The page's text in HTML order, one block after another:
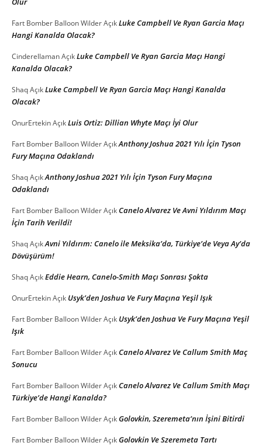
Fart Bomber Balloon WilderAçıkLuke Campbell Ve Ryan Garcia Maçı
Hangi Kanalda Olacak?
CinderellamanAçıkLuke Campbell Ve Ryan Garcia Maçı Hangi
Kanalda Olacak?
ShaqAçıkLuke Campbell Ve Ryan Garcia Maçı Hangi Kanalda
Olacak?
OnurErtekinAçıkLuis Ortiz: Dillian Whyte Maçı İyi Olur
Fart Bomber Balloon WilderAçıkAnthony Joshua 2021 Yılı İçin Tyson
Fury Maçına Odaklandı
ShaqAçıkAnthony Joshua 2021 Yılı İçin Tyson Fury Maçına
Odaklandı
Fart Bomber Balloon WilderAçıkCanelo Alvarez Ve Avni Yıldırım Maçı
İçin Tarih Verildi!
ShaqAçıkAvni Yıldırım: Canelo ile Meksika’da, Türkiye’de Veya Ay’da
Dövüşürüm!
ShaqAçıkEddie Hearn, Canelo-Smith Maçı Sonrası Şokta
OnurErtekinAçık Usyk’den Joshua Ve Fury Maçına Yeşil Işık
Fart Bomber Balloon WilderAçık Usyk’den Joshua Ve Fury Maçına Yeşil
Işık
Fart Bomber Balloon WilderAçıkCanelo Alvarez Ve Callum Smith Maç
Sonucu
Fart Bomber Balloon WilderAçıkCanelo Alvarez Ve Callum Smith Maçı
Türkiye’de Hangi Kanalda?
Fart Bomber Balloon WilderAçıkGolovkin, Szeremeta’nın İşini Bitirdi
Fart Bomber Balloon WilderAçıkGolovkin Ve Szeremeta Tartı